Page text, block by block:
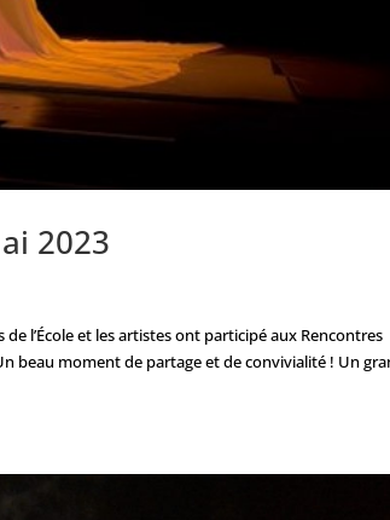
2023
l’École et les artistes ont participé aux Rencontres
beau moment de partage et de convivialité ! Un